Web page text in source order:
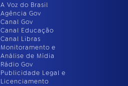
A Voz do Brasil
Agência Gov
Canal Gov
Canal Educação
Canal Libras
Monitoramento e
Análise de Mídia
Rádio Gov
Publicidade Legal e
Licenciamento